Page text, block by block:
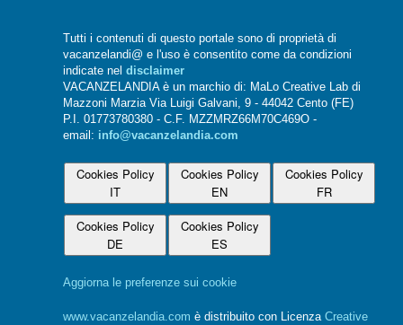
Tutti i contenuti di questo portale sono di proprietà di
vacanzelandi@ e l'uso è consentito come da condizioni
indicate nel disclaimer
VACANZELANDIA è un marchio di: MaLo Creative Lab di
Mazzoni Marzia Via Luigi Galvani, 9 - 44042 Cento (FE)
P.I. 01773780380 - C.F. MZZMRZ66M70C469O -
email: info@vacanzelandia.com
Cookies Policy
IT
Cookies Policy
EN
Cookies Policy
FR
Cookies Policy
DE
Cookies Policy
ES
Aggiorna le preferenze sui cookie
www.vacanzelandia.com è distribuito con Licenza Creative